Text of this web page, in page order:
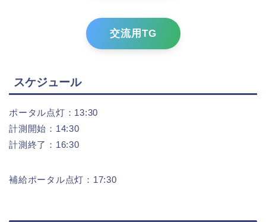
交流用TG
スケジュール
ポータル点灯：13:30
計測開始：14:30
計測終了：16:30
補給ポータル点灯：17:30